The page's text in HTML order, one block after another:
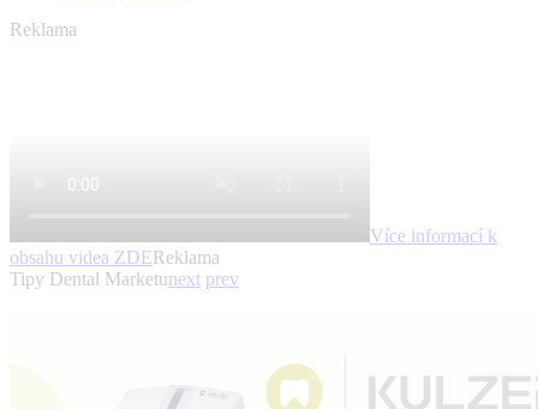
Reklama
Více informací k
obsahu videa ZDEReklama
Tipy Dental Marketunext prev